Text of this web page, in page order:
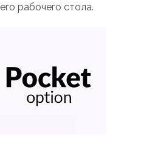
рабочего стола.